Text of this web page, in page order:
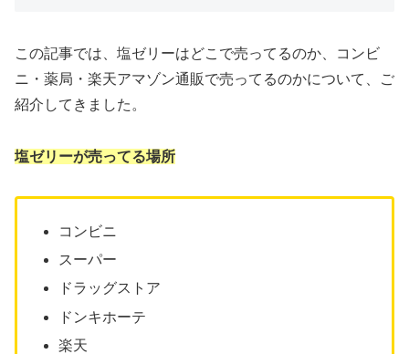
この記事では、塩ゼリーはどこで売ってるのか、コンビ
ニ・薬局・楽天アマゾン通販で売ってるのかについて、ご
紹介してきました。
塩ゼリーが売ってる場所
コンビニ
スーパー
ドラッグストア
ドンキホーテ
楽天